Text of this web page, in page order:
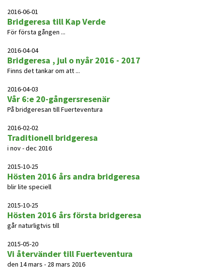
2016-06-01
Bridgeresa till Kap Verde
För första gången ...
2016-04-04
Bridgeresa , jul o nyår 2016 - 2017
Finns det tankar om att ...
2016-04-03
Vår 6:e 20-gångersresenär
På bridgeresan till Fuerteventura
2016-02-02
Traditionell bridgeresa
i nov - dec 2016
2015-10-25
Hösten 2016 års andra bridgeresa
blir lite speciell
2015-10-25
Hösten 2016 års första bridgeresa
går naturligtvis till
2015-05-20
Vi återvänder till Fuerteventura
den 14 mars - 28 mars 2016